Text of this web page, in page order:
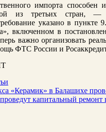
импорта
из третьих стран,
указано в пункте
включенном в
важно организовать
ФТС России и
«Керамик» в Балашихе
капитальный